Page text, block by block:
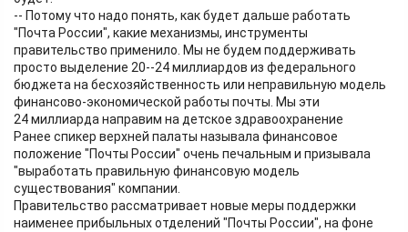
-- Потому что надо понять, как будет дальше работать
"Почта России", какие механизмы, инструменты
правительство применило. Мы не будем поддерживать
просто выделение 20--24 миллиардов из федерального
бюджета на бесхозяйственность или неправильную модель
финансово-экономической работы почты. Мы эти
24 миллиарда направим на детское здравоохранение
Ранее спикер верхней палаты называла финансовое
положение "Почты России" очень печальным и призывала
"выработать правильную финансовую модель
существования" компании.
Правительство рассматривает новые меры поддержки
наименее прибыльных отделений "Почты России", на фоне